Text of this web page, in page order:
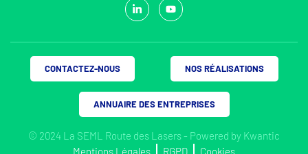
© 2024 La SEML Route des Lasers - Powered by Kwantic
Mentions Légales
RGPD Cookies
CONTACTEZ-NOUS NOS RÉALISATIONS
ANNUAIRE DES ENTREPRISES